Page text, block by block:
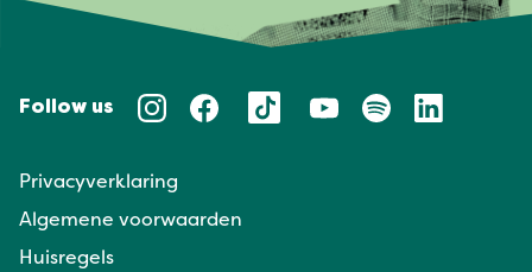
Follow us
Privacyverklaring
Algemene voorwaarden
Huisregels